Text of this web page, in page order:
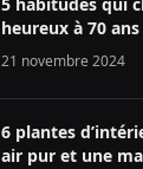
heureux à 70
21 novembre 2024
6 plantes
air pur et une